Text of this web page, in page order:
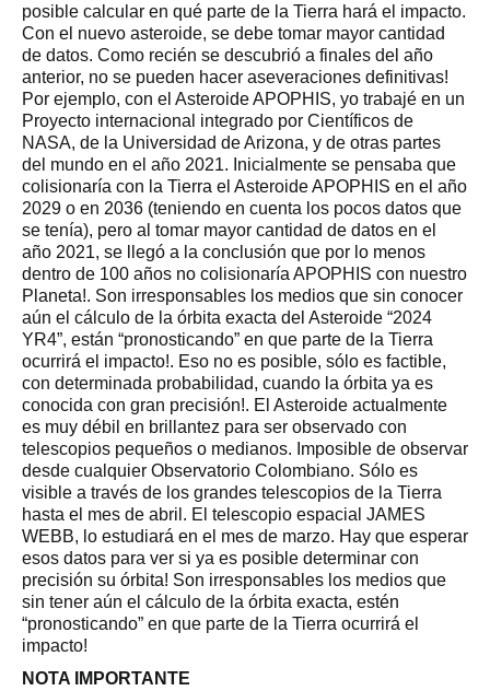
posible calcular en qué parte de la Tierra hará el impacto.
Con el nuevo asteroide, se debe tomar mayor cantidad
de datos. Como recién se descubrió a finales del año
anterior, no se pueden hacer aseveraciones definitivas!
Por ejemplo, con el Asteroide APOPHIS, yo trabajé en un
Proyecto internacional integrado por Científicos de
NASA, de la Universidad de Arizona, y de otras partes
del mundo en el año 2021. Inicialmente se pensaba que
colisionaría con la Tierra el Asteroide APOPHIS en el año
2029 o en 2036 (teniendo en cuenta los pocos datos que
se tenía), pero al tomar mayor cantidad de datos en el
año 2021, se llegó a la conclusión que por lo menos
dentro de 100 años no colisionaría APOPHIS con nuestro
Planeta!. Son irresponsables los medios que sin conocer
aún el cálculo de la órbita exacta del Asteroide “2024
YR4”, están “pronosticando” en que parte de la Tierra
ocurrirá el impacto!. Eso no es posible, sólo es factible,
con determinada probabilidad, cuando la órbita ya es
conocida con gran precisión!. El Asteroide actualmente
es muy débil en brillantez para ser observado con
telescopios pequeños o medianos. Imposible de observar
desde cualquier Observatorio Colombiano. Sólo es
visible a través de los grandes telescopios de la Tierra
hasta el mes de abril. El telescopio espacial JAMES
WEBB, lo estudiará en el mes de marzo. Hay que esperar
esos datos para ver si ya es posible determinar con
precisión su órbita! Son irresponsables los medios que
sin tener aún el cálculo de la órbita exacta, estén
“pronosticando” en que parte de la Tierra ocurrirá el
impacto!
NOTA IMPORTANTE